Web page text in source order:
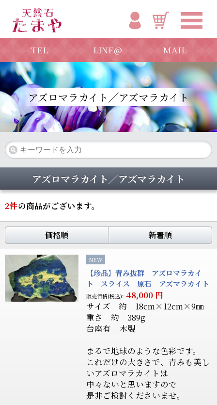
TEL LINE@ MAIL
アズロマラカイト╱アズマラカイト
アズロマラカイト╱アズマラカイト
2件の商品がございます。
価格順 新着順
NEW
【珍品】青み抜群 アズロマラカイ
ト スライス 原石 アズマラカイト
販売価格(税込): 48,000 円
サイズ 約 18cm×12cm×9㎜
重さ 約 389g
台座有 木製
まるで地球のような色彩です。
これだけの大きさで、青みも美し
いアズロマラカイトは
中々ないと思いますので
是非ご検討くださいませ。